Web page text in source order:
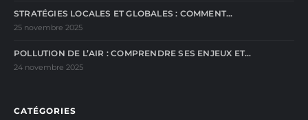
STRATÉGIES LOCALES ET GLOBALES : COMMENT…
25 novembre 2025
POLLUTION DE L’AIR : COMPRENDRE SES ENJEUX ET…
24 novembre 2025
CATÉGORIES